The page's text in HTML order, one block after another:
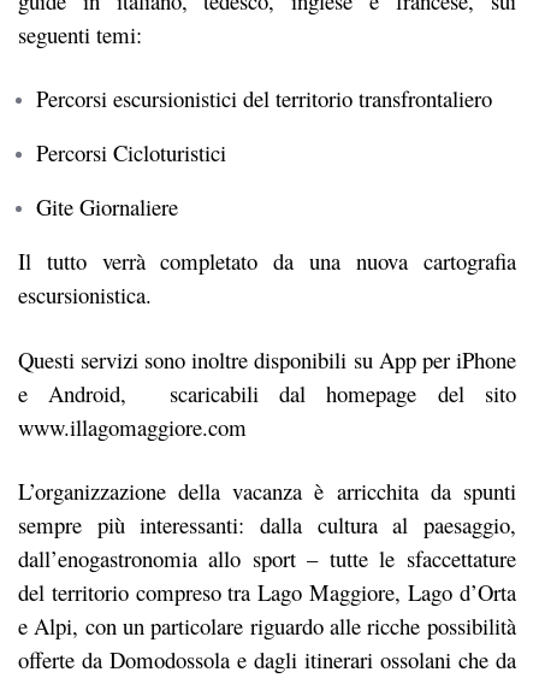
seguenti temi:
Percorsi escursionistici del territorio transfrontaliero
Percorsi Cicloturistici
Gite Giornaliere
Il tutto verrà completato da una nuova cartografia
escursionistica.
Questi servizi sono inoltre disponibili su App per iPhone
e Android, scaricabili dal homepage del sito
www.illagomaggiore.com
L’organizzazione della vacanza è arricchita da spunti
sempre più interessanti: dalla cultura al paesaggio,
dall’enogastronomia allo sport – tutte le sfaccettature
del territorio compreso tra Lago Maggiore, Lago d’Orta
e Alpi, con un particolare riguardo alle ricche possibilità
offerte da Domodossola e dagli itinerari ossolani che da